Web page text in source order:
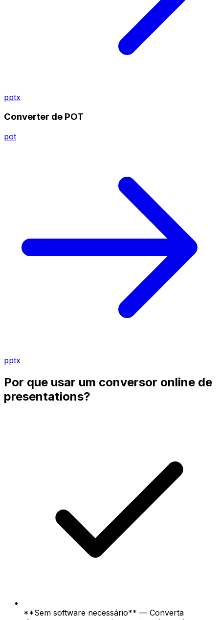
pptx
Converter de POT
pot
pptx
Por que usar um conversor online de
presentations?
**Sem software necessário** — Converta